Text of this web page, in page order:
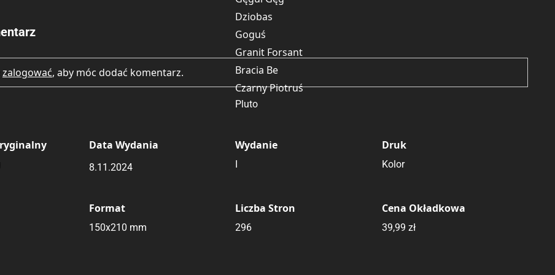
Dziobas
Goguś
Granit Forsant
Bracia Be
Czarny Piotruś
Pluto
Data Wydania
8.11.2024
Wydanie
I
Druk
Kolor
Format
150x210 mm
Liczba Stron
296
Cena Okładkowa
39,99 zł
zalogować, aby móc dodać komentarz.